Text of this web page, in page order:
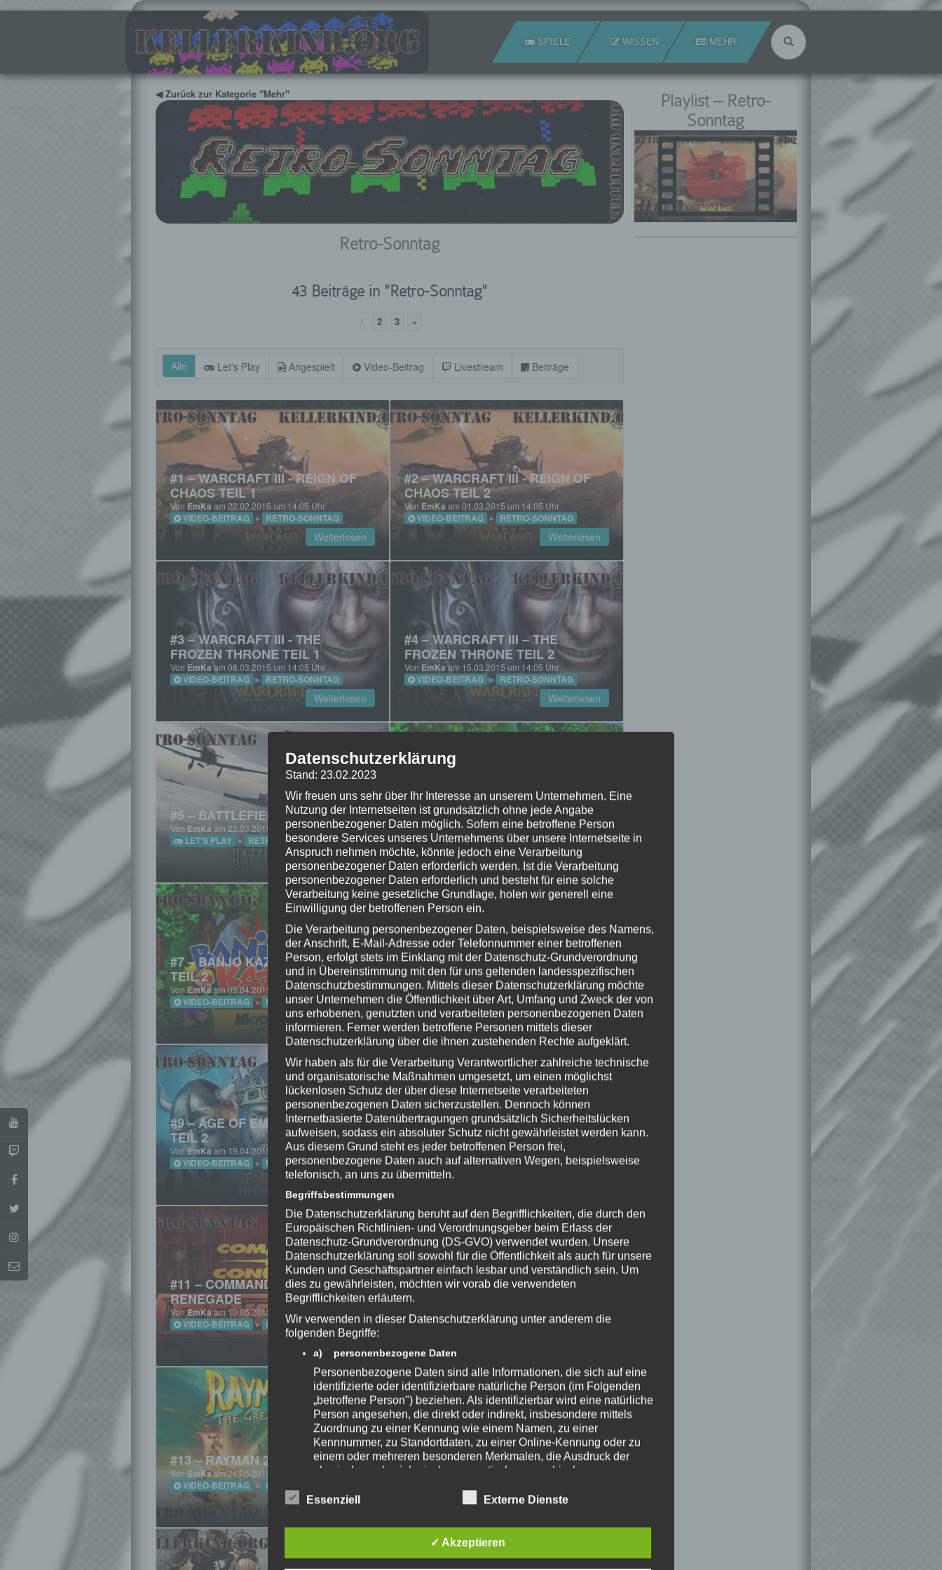
SPIELE WISSEN MEHR Suchen
◀ Zurück zur Kategorie "Mehr"
Retro-Sonntag
43 Beiträge in "Retro-Sonntag"
1 2 3 »
Alle Let's Play Angespielt Video-Beitrag Livestream Beiträge
#1 – WARCRAFT III - REIGN OF
CHAOS TEIL 1
Von EmKa am 22.02.2015 um 14:05 Uhr
VIDEO-BEITRAG » RETRO-SONNTAG
Weiterlesen
#2 – WARCRAFT III - REIGN OF
CHAOS TEIL 2
Von EmKa am 01.03.2015 um 14:05 Uhr
VIDEO-BEITRAG » RETRO-SONNTAG
Weiterlesen
#3 – WARCRAFT III - THE
FROZEN THRONE TEIL 1
Von EmKaam 08.03.2015 um 14:05 Uhr
VIDEO-BEITRAG » RETRO-SONNTAG
Weiterlesen
#4 – WARCRAFT III – THE
FROZEN THRONE TEIL 2
Von EmKaam 15.03.2015 um 14:05 Uhr
VIDEO-BEITRAG » RETRO-SONNTAG
Weiterlesen
#5 – BATTLEFIELD 1942
Von EmKa am 22.03.2015 um 14:05 Uhr
LET'S PLAY » RETRO-SONNTAG
Weiterlesen
#6 – BANJO KAZOOIE (N64) –
TEIL 1
Von EmKaam 29.03.2015 um 14:05 Uhr
VIDEO-BEITRAG » RETRO-SONNTAG
Weiterlesen
#7 – BANJO KAZOOIE (N64) –
TEIL 2
Von EmKaam 05.04.2015 um 14:05 Uhr
VIDEO-BEITRAG » RETRO-SONNTAG
Weiterlesen
#8 – AGE OF EMPIRES II HD –
TEIL 1
VonEmKaam 12.04.2015 um 14:05 Uhr
VIDEO-BEITRAG » RETRO-SONNTAG
Weiterlesen
#9 – AGE OF EMPIRES II HD –
TEIL 2
VonEmKaam 19.04.2015 um 14:05 Uhr
VIDEO-BEITRAG » RETRO-SONNTAG
Weiterlesen
#10 – COMMAND & CONQUER –
RENEGADE
VonEmKaam 26.04.2015 um 14:05 Uhr
VIDEO-BEITRAG » RETRO-SONNTAG
#11 – COMMAND & CONQUER –
RENEGADE
VonEmKaam 10.05.2015 um 14:05 Uhr
VIDEO-BEITRAG » RETRO-SONNTAG
Weiterlesen
#12 – WORMS ARMAGEDDON
Von EmKa am 17.05.2015 um 14:00 Uhr
VIDEO-BEITRAG » RETRO-SONNTAG
#13 – RAYMAN 2
Von EmKaam 24.05.2015 um 14:05 Uhr
VIDEO-BEITRAG » RETRO-SONNTAG
Weiterlesen
#14 – NEED FOR SPEED
UNDERGROUND
Weiterlesen
Playlist – Retro-
Sonntag
Datenschutzerklärung
Stand: 23.02.2023
Wir freuen uns sehr über Ihr Interesse an unserem Unternehmen. Eine
Nutzung der Internetseiten ist grundsätzlich ohne jede Angabe
personenbezogener Daten möglich. Sofern eine betroffene Person
besondere Services unseres Unternehmens über unsere Internetseite in
Anspruch nehmen möchte, könnte jedoch eine Verarbeitung
personenbezogener Daten erforderlich werden. Ist die Verarbeitung
personenbezogener Daten erforderlich und besteht für eine solche
Verarbeitung keine gesetzliche Grundlage, holen wir generell eine
Einwilligung der betroffenen Person ein.
Die Verarbeitung personenbezogener Daten, beispielsweise des Namens,
der Anschrift, E-Mail-Adresse oder Telefonnummer einer betroffenen
Person, erfolgt stets im Einklang mit der Datenschutz-Grundverordnung
und in Übereinstimmung mit den für uns geltenden landesspezifischen
Datenschutzbestimmungen. Mittels dieser Datenschutzerklärung möchte
unser Unternehmen die Öffentlichkeit über Art, Umfang und Zweck der von
uns erhobenen, genutzten und verarbeiteten personenbezogenen Daten
informieren. Ferner werden betroffene Personen mittels dieser
Datenschutzerklärung über die ihnen zustehenden Rechte aufgeklärt.
Wir haben als für die Verarbeitung Verantwortlicher zahlreiche technische
und organisatorische Maßnahmen umgesetzt, um einen möglichst
lückenlosen Schutz der über diese Internetseite verarbeiteten
personenbezogenen Daten sicherzustellen. Dennoch können
Internetbasierte Datenübertragungen grundsätzlich Sicherheitslücken
aufweisen, sodass ein absoluter Schutz nicht gewährleistet werden kann.
Aus diesem Grund steht es jeder betroffenen Person frei,
personenbezogene Daten auch auf alternativen Wegen, beispielsweise
telefonisch, an uns zu übermitteln.
Begriffsbestimmungen
Die Datenschutzerklärung beruht auf den Begrifflichkeiten, die durch den
Europäischen Richtlinien- und Verordnungsgeber beim Erlass der
Datenschutz-Grundverordnung (DS-GVO) verwendet wurden. Unsere
Datenschutzerklärung soll sowohl für die Öffentlichkeit als auch für unsere
Kunden und Geschäftspartner einfach lesbar und verständlich sein. Um
dies zu gewährleisten, möchten wir vorab die verwendeten
Begrifflichkeiten erläutern.
Wir verwenden in dieser Datenschutzerklärung unter anderem die
folgenden Begriffe:
a) personenbezogene Daten
Personenbezogene Daten sind alle Informationen, die sich auf eine
identifizierte oder identifizierbare natürliche Person (im Folgenden
„betroffene Person") beziehen. Als identifizierbar wird eine natürliche
Person angesehen, die direkt oder indirekt, insbesondere mittels
Zuordnung zu einer Kennung wie einem Namen, zu einer
Kennnummer, zu Standortdaten, zu einer Online-Kennung oder zu
einem oder mehreren besonderen Merkmalen, die Ausdruck der
physischen, physiologischen, genetischen, psychischen,
Person sind, identifiziert werden kann.
Betroffene Person ist jede identifizierte oder identifizierbare
natürliche Person, deren personenbezogene Daten von dem für die
Essenziell Externe Dienste
✓ Akzeptieren